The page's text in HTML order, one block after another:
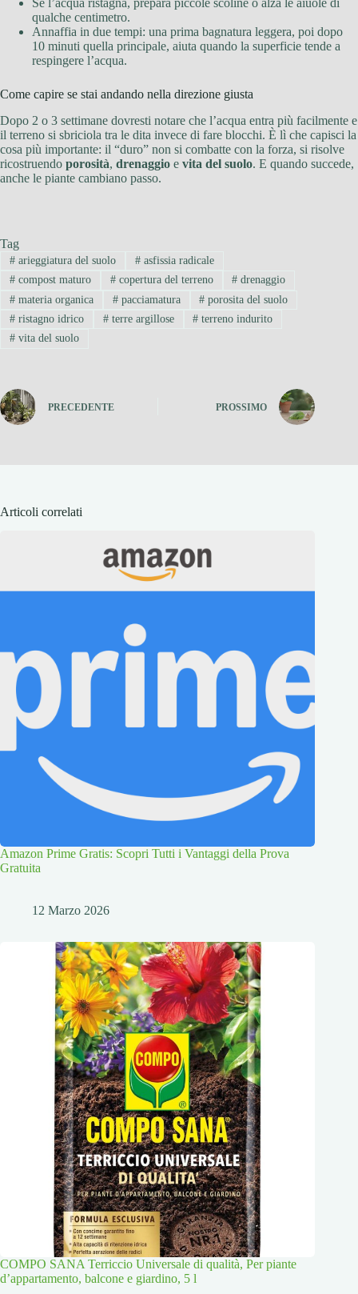
Se l’acqua ristagna, prepara piccole scoline o alza le aiuole di
qualche centimetro.
Annaffia in due tempi: una prima bagnatura leggera, poi dopo
10 minuti quella principale, aiuta quando la superficie tende a
respingere l’acqua.
Come capire se stai andando nella direzione giusta
Dopo 2 o 3 settimane dovresti notare che l’acqua entra più facilmente e
il terreno si sbriciola tra le dita invece di fare blocchi. È lì che capisci la
cosa più importante: il “duro” non si combatte con la forza, si risolve
ricostruendo porosità, drenaggio e vita del suolo. E quando succede,
anche le piante cambiano passo.
Tag
#arieggiatura del suolo #asfissia radicale
#compost maturo #copertura del terreno # drenaggio
#materia organica #pacciamatura # porosita del suolo
#ristagno idrico #terre argillose # terreno indurito
#vita del suolo
PRECEDENTE PROSSIMO
Articoli correlati
Amazon Prime Gratis: Scopri Tutti i Vantaggi della Prova
Gratuita
12 Marzo 2026
COMPO SANA Terriccio Universale di qualità, Per piante
d’appartamento, balcone e giardino, 5 l